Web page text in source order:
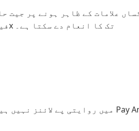
فیچر اس گیم کی خصوصیت ہے جو فوری طور پر 50,000x تک کا انعام دے سکتا ہے۔